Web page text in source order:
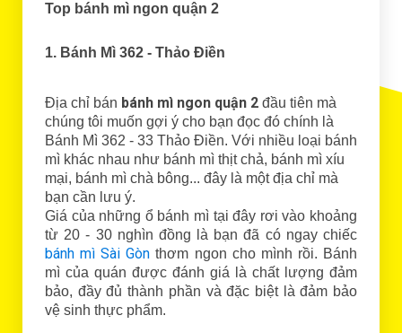
Top bánh mì ngon quận 2
1. Bánh Mì 362 - Thảo Điền
Địa chỉ bán bánh mì ngon quận 2 đầu tiên mà
chúng tôi muốn gợi ý cho bạn đọc đó chính là
Bánh Mì 362 - 33 Thảo Điền. Với nhiều loại bánh
mì khác nhau như bánh mì thịt chả, bánh mì xíu
mại, bánh mì chà bông... đây là một địa chỉ mà
bạn cần lưu ý.
Giá của những ổ bánh mì tại đây rơi vào khoảng
từ 20 - 30 nghìn đồng là bạn đã có ngay chiếc
bánh mì Sài Gòn thơm ngon cho mình rồi. Bánh
mì của quán được đánh giá là chất lượng đảm
bảo, đầy đủ thành phần và đặc biệt là đảm bảo
vệ sinh thực phẩm.